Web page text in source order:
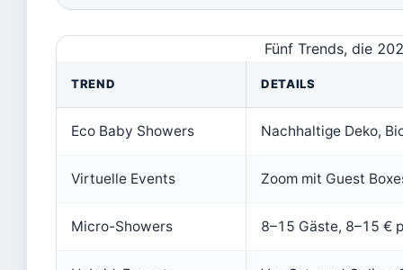
Fünf Trends, die
TREND DETAILS
Eco Baby Showers Nachhaltige Deko,
Virtuelle Events Zoom mit Guest
Micro-Showers 8–15 Gäste, 8–15 €